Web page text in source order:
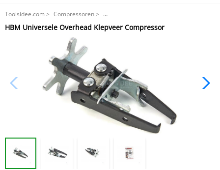
Toolsidee.com > Compressoren>
HBM Universele Overhead Klepveer Compressor
HBM Universele Overhead Klepveer Compressor